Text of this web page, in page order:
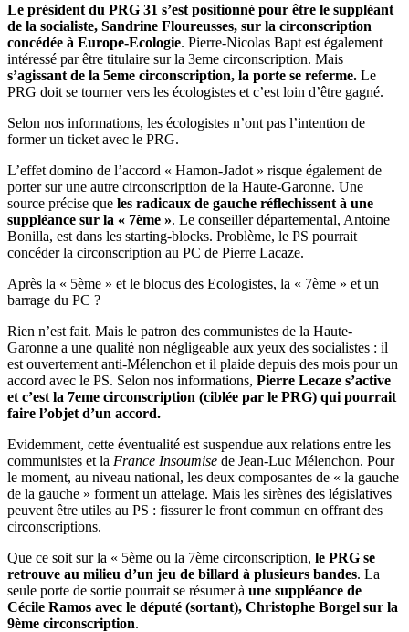
Le président du PRG 31 s’est positionné pour être le suppléant
de la socialiste, Sandrine Floureusses, sur la circonscription
concédée à Europe-Ecologie. Pierre-Nicolas Bapt est également
intéressé par être titulaire sur la 3eme circonscription. Mais
s’agissant de la 5eme circonscription, la porte se referme. Le
PRG doit se tourner vers les écologistes et c’est loin d’être gagné.
Selon nos informations, les écologistes n’ont pas l’intention de
former un ticket avec le PRG.
L’effet domino de l’accord « Hamon-Jadot » risque également de
porter sur une autre circonscription de la Haute-Garonne. Une
source précise que les radicaux de gauche réflechissent à une
suppléance sur la « 7ème ». Le conseiller départemental, Antoine
Bonilla, est dans les starting-blocks. Problème, le PS pourrait
concéder la circonscription au PC de Pierre Lacaze.
Après la « 5ème » et le blocus des Ecologistes, la « 7ème » et un
barrage du PC ?
Rien n’est fait. Mais le patron des communistes de la Haute-
Garonne a une qualité non négligeable aux yeux des socialistes : il
est ouvertement anti-Mélenchon et il plaide depuis des mois pour un
accord avec le PS. Selon nos informations, Pierre Lecaze s’active
et c’est la 7eme circonscription (ciblée par le PRG) qui pourrait
faire l’objet d’un accord.
Evidemment, cette éventualité est suspendue aux relations entre les
communistes et la France Insoumise de Jean-Luc Mélenchon. Pour
le moment, au niveau national, les deux composantes de « la gauche
de la gauche » forment un attelage. Mais les sirènes des législatives
peuvent être utiles au PS : fissurer le front commun en offrant des
circonscriptions.
Que ce soit sur la « 5ème ou la 7ème circonscription, le PRG se
retrouve au milieu d’un jeu de billard à plusieurs bandes. La
seule porte de sortie pourrait se résumer à une suppléance de
Cécile Ramos avec le député (sortant), Christophe Borgel sur la
9ème circonscription.